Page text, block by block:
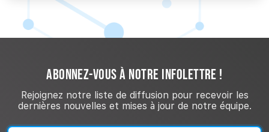
ABONNEZ-VOUS À NOTRE INFOLETTRE !
Rejoignez notre liste de diffusion pour recevoir les
dernières nouvelles et mises à jour de notre équipe.